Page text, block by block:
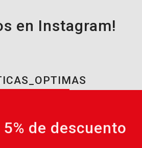
en Instagram!
de descuento